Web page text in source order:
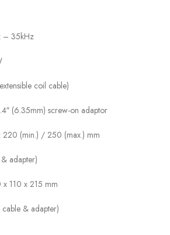
– 35kHz
coil cable)
(6.35mm) screw-on adaptor
220 (min.) / 250 (max.) mm
adapter)
110 x 215 mm
& adapter)